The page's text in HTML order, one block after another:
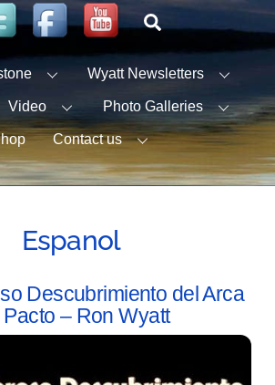
Twitter FacebookYouTube
Wyatt Newsletters
Video Photo Galleries
Contact us
Espanol
Descubrimiento del Arca
Pacto – Ron Wyatt